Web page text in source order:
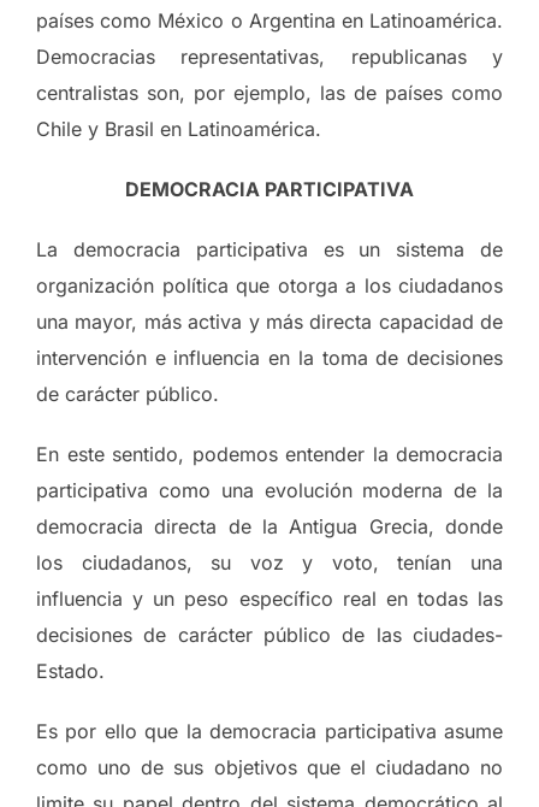
países como México o Argentina en Latinoamérica.
Democracias representativas, republicanas y
centralistas son, por ejemplo, las de países como
Chile y Brasil en Latinoamérica.
DEMOCRACIA PARTICIPATIVA
La democracia participativa es un sistema de
organización política que otorga a los ciudadanos
una mayor, más activa y más directa capacidad de
intervención e influencia en la toma de decisiones
de carácter público.
En este sentido, podemos entender la democracia
participativa como una evolución moderna de la
democracia directa de la Antigua Grecia, donde
los ciudadanos, su voz y voto, tenían una
influencia y un peso específico real en todas las
decisiones de carácter público de las ciudades-
Estado.
Es por ello que la democracia participativa asume
como uno de sus objetivos que el ciudadano no